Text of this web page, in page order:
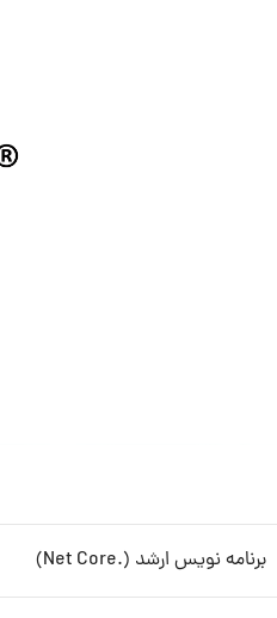
برنامه نویس ارشد (.Net Core)